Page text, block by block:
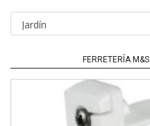
FERRETERÍA M&S